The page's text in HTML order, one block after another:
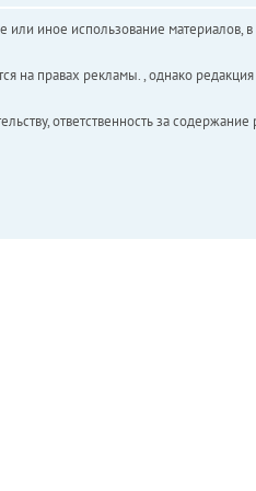
иное использование материалов,
правах рекламы. , однако редакция
ответственность за